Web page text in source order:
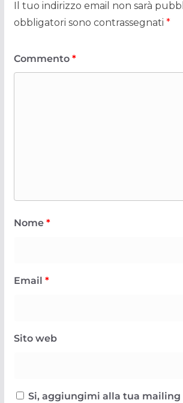
Il tuo indirizzo email non sarà
obbligatori sono contrassegnati *
Commento *
Nome *
Email *
Sito web
Si, aggiungimi alla tua mailing